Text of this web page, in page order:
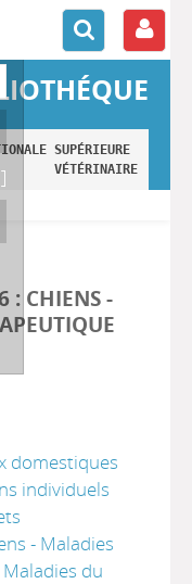
SUPÉRIEURE
VÉTÉRINAIRE
: CHIENS -
domestiques
individuels
- Maladies
du